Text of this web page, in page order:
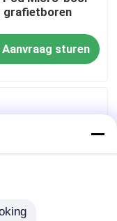
grafietboren
Aanvraag sturen